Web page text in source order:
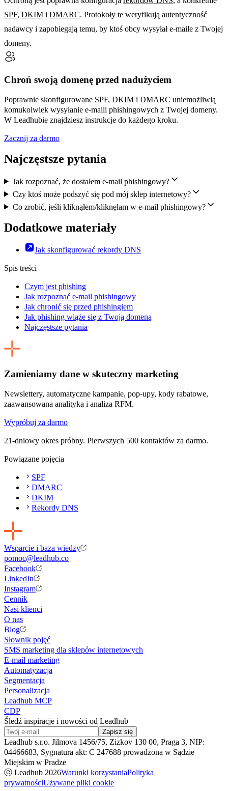
SPF, DKIM i DMARC. Protokoły te weryfikują autentyczność
nadawcy i zapobiegają temu, by ktoś obcy wysyłał e-maile z Twojej
domeny.
Chroń swoją domenę przed nadużyciem
Poprawnie skonfigurowane SPF, DKIM i DMARC uniemożliwią
komukolwiek wysyłanie e-maili phishingowych z Twojej domeny.
W Leadhubie znajdziesz instrukcje do każdego kroku.
Zacznij za darmo
Najczęstsze pytania
Jak rozpoznać, że dostałem e-mail phishingowy?
Czy ktoś może podszyć się pod mój sklep internetowy?
Co zrobić, jeśli kliknąłem/kliknęłam w e-mail phishingowy?
Dodatkowe materiały
Jak skonfigurować rekordy DNS
Spis treści
Czym jest phishing
Jak rozpoznać e-mail phishingowy
Jak chronić się przed phishingiem
Jak phishing wiąże się z Twoją domeną
Najczęstsze pytania
Zamieniamy dane w skuteczny marketing
Newslettery, automatyczne kampanie, pop-upy, kody rabatowe,
zaawansowana analityka i analiza RFM.
Wypróbuj za darmo
21-dniowy okres próbny. Pierwszych 500 kontaktów za darmo.
Powiązane pojęcia
SPF
DMARC
DKIM
Rekordy DNS
Wsparcie i baza wiedzy
pomoc@leadhub.co
Facebook
LinkedIn
Instagram
Cennik
Nasi klienci
O nas
Blog
Słownik pojęć
SMS marketing dla sklepów internetowych
E-mail marketing
Automatyzacja
Segmentacja
Personalizacja
Leadhub MCP
CDP
Śledź inspiracje i nowości od Leadhub
Zapisz się
Leadhub s.r.o. Jilmova 1456/75, Zizkov 130 00, Praga 3, NIP:
04466683, Sygnatura akt: C 247688 prowadzona w Sądzie
Miejskim w Pradze
ⓒ Leadhub 2026Warunki korzystaniaPolityka
prywatnościUżywane pliki cookie